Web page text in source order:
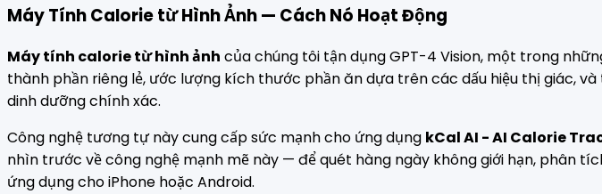
Máy Tính Calorie từ Hình Ảnh — Cách Nó Hoạt Động
Máy tính calorie từ hình ảnh của chúng tôi tận dụng GPT-4 Vision, một trong
thành phần riêng lẻ, ước lượng kích thước phần ăn dựa trên các dấu hiệu thị giác,
dinh dưỡng chính xác.
Công nghệ tương tự này cung cấp sức mạnh cho ứng dụng kCal AI - AI Calorie
nhìn trước về công nghệ mạnh mẽ này — để quét hàng ngày không giới hạn, phân
ứng dụng cho iPhone hoặc Android.